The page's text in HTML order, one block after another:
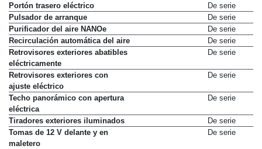
Portón trasero eléctrico
De serie
Pulsador de arranque
De serie
Purificador del aire NANOe
De serie
Recirculación automática del aire
De serie
Retrovisores exteriores abatibles
eléctricamente
De serie
Retrovisores exteriores con
ajuste eléctrico
De serie
Techo panorámico con apertura
eléctrica
De serie
Tiradores exteriores iluminados
De serie
Tomas de 12 V delante y en
maletero
De serie